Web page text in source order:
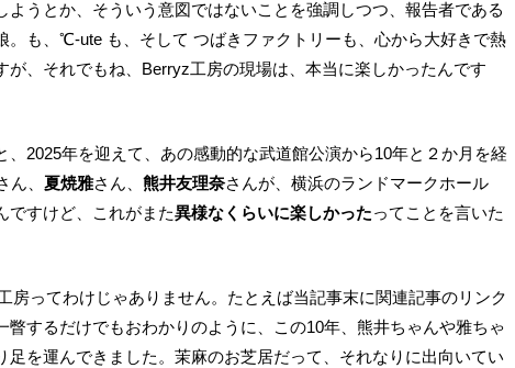
ようとか、そういう意図ではないことを強調しつつ、報告者である
。も、℃-ute も、そして つばきファクトリーも、心から大好きで熱
が、それでもね、Berryz工房の現場は、本当に楽しかったんです
ん、 夏焼雅さん、 熊井友理奈さんが、横浜のランドマークホール
ですけど、これがまた異様なくらいに楽しかったってことを言いた
瞥するだけでもおわかりのように、この10年、熊井ちゃんや雅ちゃ
足を運んできました。茉麻のお芝居だって、それなりに出向いてい